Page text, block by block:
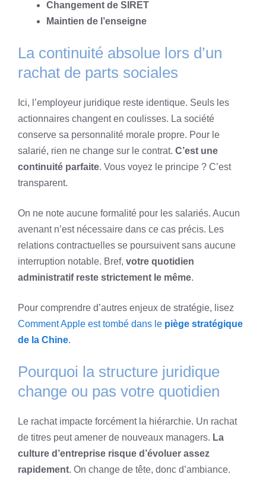
Changement de SIRET
Maintien de l’enseigne
La continuité absolue lors d’un
rachat de parts sociales
Ici, l’employeur juridique reste identique. Seuls les
actionnaires changent en coulisses. La société
conserve sa personnalité morale propre. Pour le
salarié, rien ne change sur le contrat. C’est une
continuité parfaite. Vous voyez le principe ? C’est
transparent.
On ne note aucune formalité pour les salariés. Aucun
avenant n’est nécessaire dans ce cas précis. Les
relations contractuelles se poursuivent sans aucune
interruption notable. Bref, votre quotidien
administratif reste strictement le même.
Pour comprendre d’autres enjeux de stratégie, lisez
Comment Apple est tombé dans le piège stratégique
de la Chine.
Pourquoi la structure juridique
change ou pas votre quotidien
Le rachat impacte forcément la hiérarchie. Un rachat
de titres peut amener de nouveaux managers. La
culture d’entreprise risque d’évoluer assez
rapidement. On change de tête, donc d’ambiance.